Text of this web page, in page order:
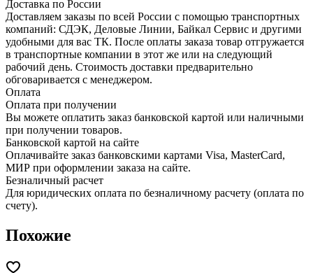
Доставка по России
Доставляем заказы по всей России с помощью транспортных
компаний: СДЭК, Деловые Линии, Байкал Сервис и другими
удобными для вас ТК. После оплаты заказа товар отгружается
в транспортные компании в этот же или на следующий
рабочий день. Стоимость доставки предварительно
обговаривается с менеджером.
Оплата
Оплата при получении
Вы можете оплатить заказ банковской картой или наличными
при получении товаров.
Банковской картой на сайте
Оплачивайте заказ банковскими картами Visa, MasterCard,
МИР при оформлении заказа на сайте.
Безналичный расчет
Для юридических оплата по безналичному расчету (оплата по
счету).
Похожие